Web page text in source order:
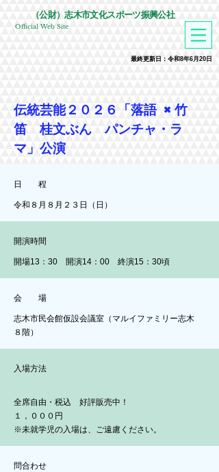
​（公財）志木市文化スポーツ振興公社
Official Web Site
​最終更新日：令和8年6月20 日
伝統芸能２０２６「落語 ×竹
笛 桂文ぶん パンチャ・ラ
マ」公演
日 程
​令和８月８月２３日（日）
開演時間
開場13：30 開演14：00 終演15：30頃
会 場
志木市民会館仮設会議室（マルイファミリー志木
８階）
入場方法
全席自由・税込 好評販売中！
１，０００円
※未就学児の入場は、ご遠慮ください。
問合わせ